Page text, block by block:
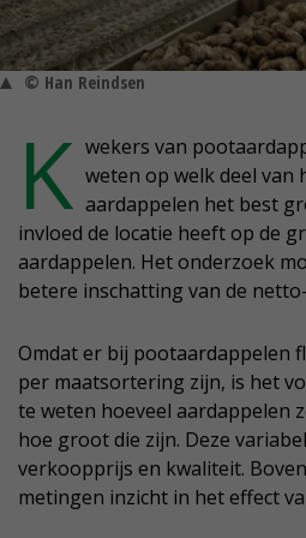
© Han Reindsen
K wekers van
weten op welk deel van
aardappelen het best
invloed de locatie heeft op de
aardappelen. Het onderzoek
betere inschatting van de
Omdat er bij pootaardappelen
per maatsortering zijn, is het
te weten hoeveel aardappelen
hoe groot die zijn. Deze
verkoopprijs en kwaliteit.
metingen inzicht in het effect